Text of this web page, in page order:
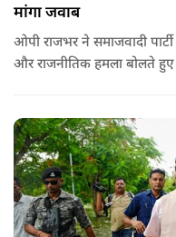
मांगा जवाब
ओपी राजभर ने समाजवादी पार्टी के अध्यक्ष अखिलेश यादव पर व्यक्तिगत
और राजनीतिक हमला बोलते